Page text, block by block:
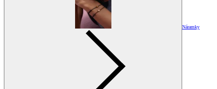
Náramky